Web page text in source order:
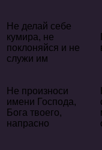
Не делай себе
кумира, не
поклоняйся и не
служи им
Не произноси
имени Господа,
Бога твоего,
напрасно